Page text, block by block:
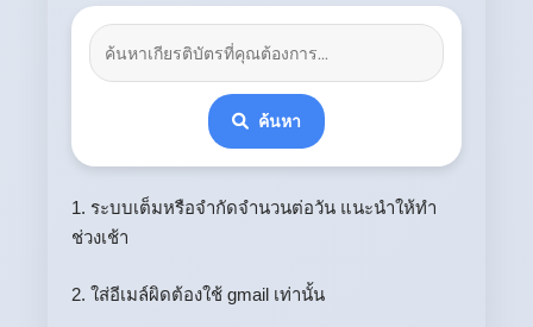
ค้นหา
1. ระบบเต็มหรือจำกัดจำนวนต่อวัน แนะนำให้ทำ
ช่วงเช้า
2. ใส่อีเมล์ผิดต้องใช้ gmail เท่านั้น